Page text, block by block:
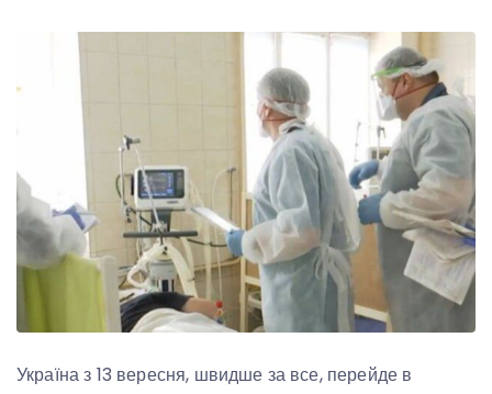
Україна з 13 вересня, швидше за все, перейде в